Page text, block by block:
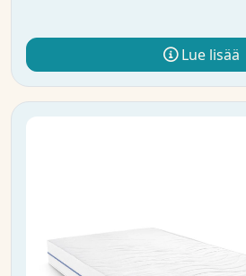
Lue lisää